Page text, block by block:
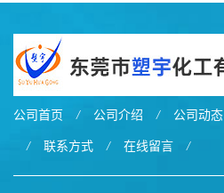
公司首页 / 公司介绍 / 公司动态
/ 联系方式 / 在线留言 /